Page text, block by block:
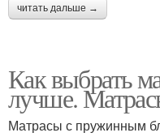
читать дальше →
Как выбрать
лучше.
Матрасы с пружинным